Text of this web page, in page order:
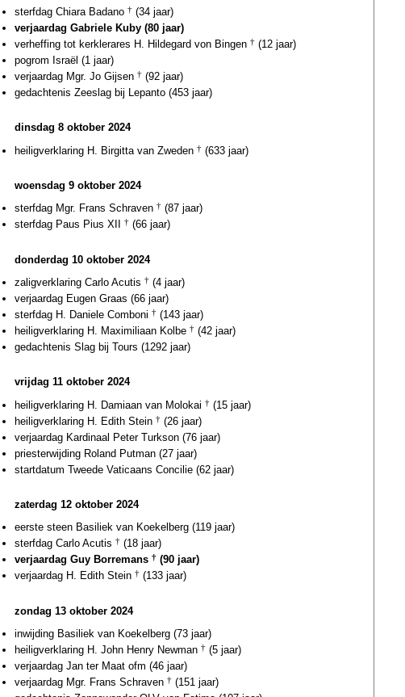
sterfdag Chiara Badano † (34 jaar)
verjaardag Gabriele Kuby (80 jaar)
verheffing tot kerklerares H. Hildegard von Bingen † (12 jaar)
pogrom Israël (1 jaar)
verjaardag Mgr. Jo Gijsen † (92 jaar)
gedachtenis Zeeslag bij Lepanto (453 jaar)
dinsdag 8 oktober 2024
heiligverklaring H. Birgitta van Zweden † (633 jaar)
woensdag 9 oktober 2024
sterfdag Mgr. Frans Schraven † (87 jaar)
sterfdag Paus Pius XII
† (66 jaar)
donderdag 10 oktober 2024
zaligverklaring Carlo Acutis † (4 jaar)
verjaardag Eugen Graas (66 jaar)
sterfdag H. Daniele Comboni † (143 jaar)
heiligverklaring H. Maximiliaan Kolbe † (42 jaar)
gedachtenis Slag bij Tours (1292 jaar)
vrijdag 11 oktober 2024
heiligverklaring H. Damiaan van Molokai † (15 jaar)
heiligverklaring H. Edith Stein † (26 jaar)
verjaardag Kardinaal Peter Turkson (76 jaar)
priesterwijding Roland Putman (27 jaar)
startdatum Tweede Vaticaans Concilie (62 jaar)
zaterdag 12 oktober 2024
eerste steen Basiliek van Koekelberg (119 jaar)
sterfdag Carlo Acutis † (18 jaar)
verjaardag Guy Borremans † (90 jaar)
verjaardag H. Edith Stein † (133 jaar)
zondag 13 oktober 2024
inwijding Basiliek van Koekelberg (73 jaar)
heiligverklaring H. John Henry Newman † (5 jaar)
verjaardag Jan ter Maat ofm (46 jaar)
verjaardag Mgr. Frans Schraven † (151 jaar)